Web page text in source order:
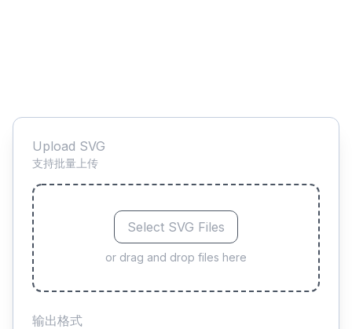
Upload SVG
支持批量上传
Select SVG Files
or drag and drop files here
输出格式